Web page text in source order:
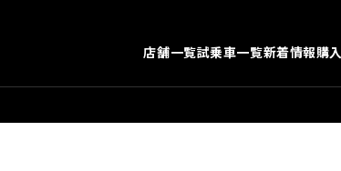
店舗一覧試乗車一覧新着情報購